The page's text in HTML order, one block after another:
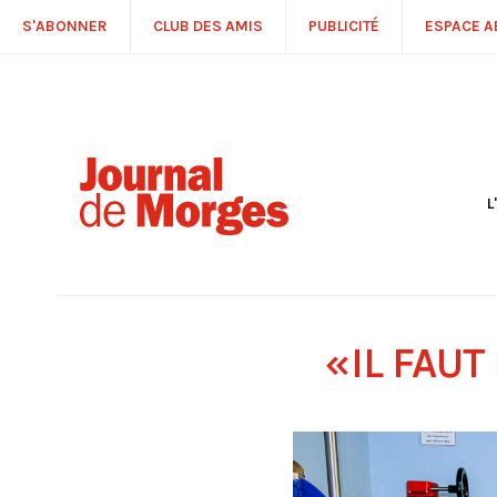
S'ABONNER CLUB DES AMIS PUBLICITÉ ESPACE
«IL FAUT